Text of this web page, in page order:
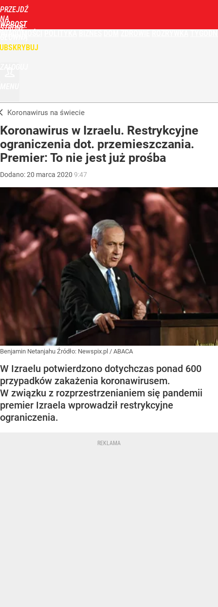
PRZEJDŹ
NA
STRONĘ
WPROST
Koronawirus na świecie
Koronawirus w Izraelu. Restrykcyjne
ograniczenia dot. przemieszczania.
Premier: To nie jest już prośba
Dodano:20 marca 2020 9:47
Benjamin Netanjahu Źródło: Newspix.pl / ABACA
W Izraelu potwierdzono dotychczas ponad 600
przypadków zakażenia koronawirusem.
W związku z rozprzestrzenianiem się pandemii
premier Izraela wprowadził restrykcyjne
ograniczenia.